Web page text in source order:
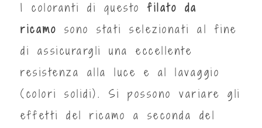
I coloranti di questo filato da
ricamo sono stati selezionati al fine
di assicurargli una eccellente
resistenza alla luce e al lavaggio
(colori solidi). Si possono variare gli
effetti del ricamo a seconda del